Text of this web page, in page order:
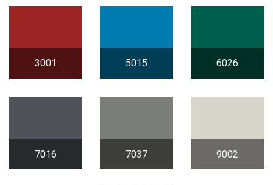
3001 5015 6026
7016 7037 9002